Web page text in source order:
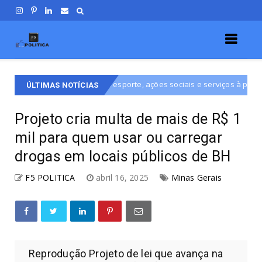
ÚLTIMAS NOTÍCIAS
em esporte, ações sociais e serviços à população do DF
Projeto cria multa de mais de R$ 1
mil para quem usar ou carregar
drogas em locais públicos de BH
F5 POLITICA abril 16, 2025 Minas Gerais
Reprodução Projeto de lei que avança na